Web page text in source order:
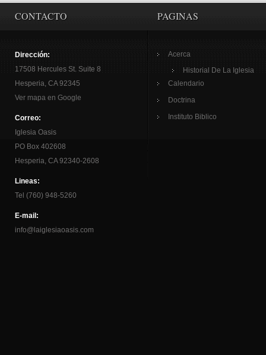
CONTACTO
Dirección:
17508 Hercules St. Suite 8
Hesperia, CA 92345
Ver mapa en Google
Correo:
Iglesia Oasis
PO Box 402608
Hesperia, CA 92340-2608
Lineas:
Tel (760) 948-5260
E-mail:
info@laiglesiaoasis.com
PAGINAS
Acerca
Historial De La Iglesia
Calendario
Doctrina
Instituto Biblico